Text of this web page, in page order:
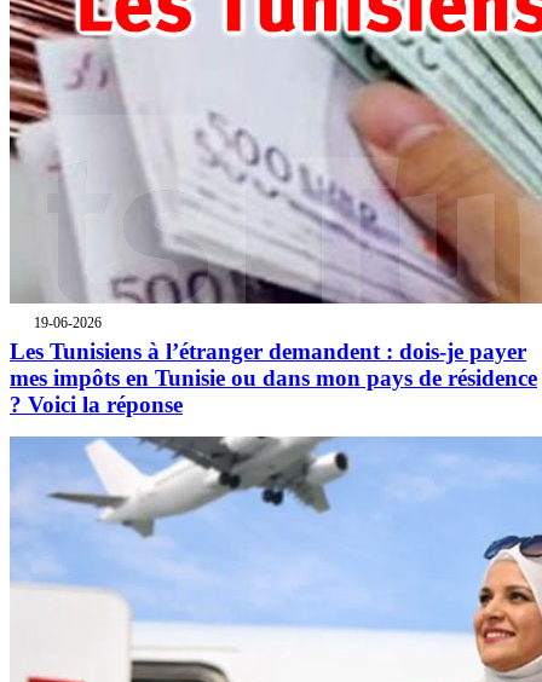
19-06-2026
Les Tunisiens à l’étranger demandent : dois-je payer
mes impôts en Tunisie ou dans mon pays de résidence
? Voici la réponse